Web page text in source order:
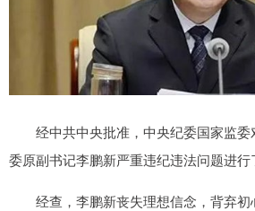
经中共中央批准，中央纪委国家监委
委原副书记李鹏新严重违纪违法问题进行
经查，李鹏新丧失理想信念，背弃初